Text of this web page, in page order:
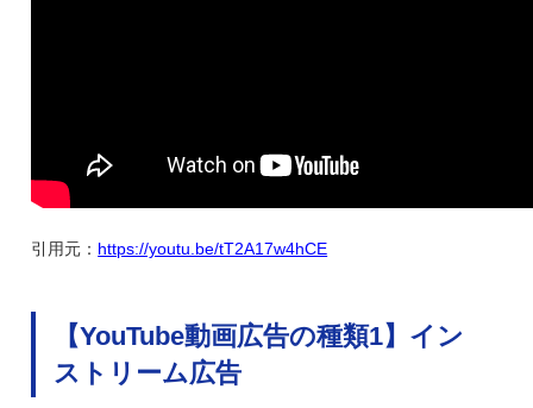
引用元： https://youtu.be/tT2A17w4hCE
【YouTube動画広告の種類1】イン
ストリーム広告